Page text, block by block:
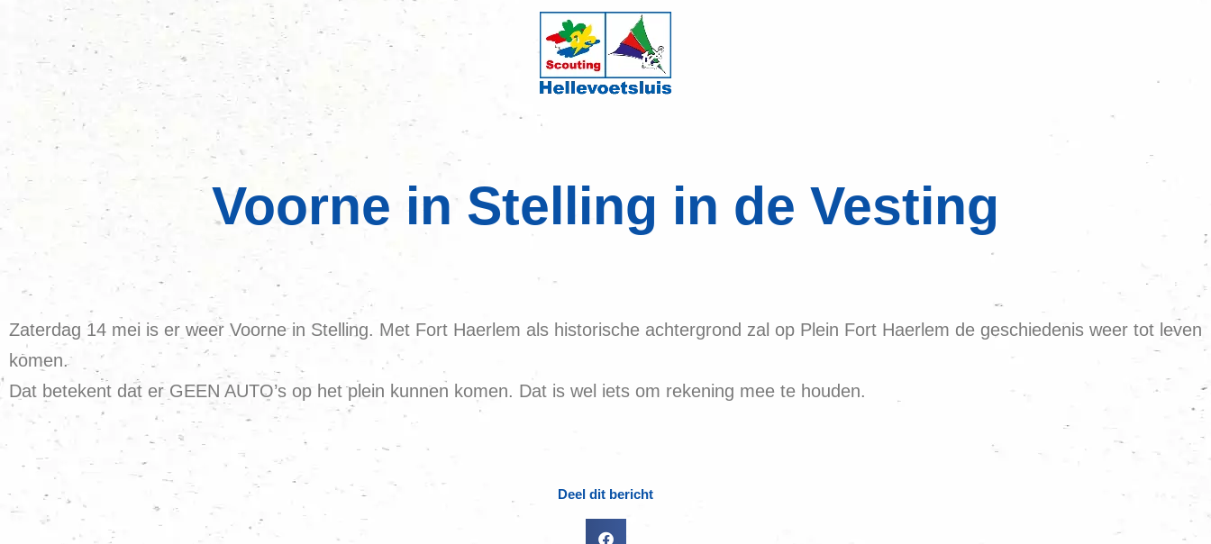
Voorne in Stelling in de Vesting
Zaterdag 14 mei is er weer Voorne in Stelling. Met Fort Haerlem als historische achtergrond zal op Plein Fort Haerlem de geschiedenis weer tot leven
komen.
Dat betekent dat er GEEN AUTO’s op het plein kunnen komen. Dat is wel iets om rekening mee te houden.
Deel dit bericht